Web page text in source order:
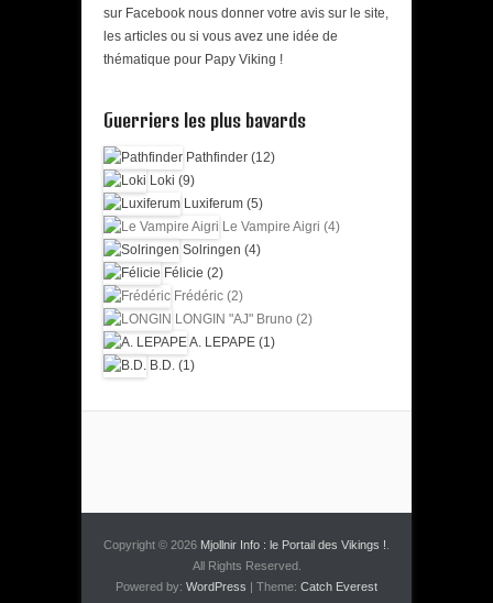
sur Facebook nous donner votre avis sur le site,
les articles ou si vous avez une idée de
thématique pour Papy Viking !
Guerriers les plus bavards
Pathfinder (12)
Loki (9)
Luxiferum (5)
Le Vampire Aigri (4)
Solringen (4)
Félicie (2)
Frédéric (2)
LONGIN "AJ" Bruno (2)
A. LEPAPE (1)
B.D. (1)
Copyright © 2026 Mjollnir Info : le Portail des Vikings !
All Rights Reserved.
Powered by: WordPress | Theme: Catch Everest